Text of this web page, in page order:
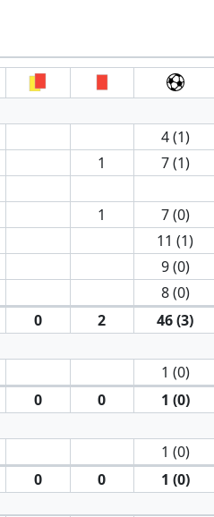
4 (1)
1
7 (1)
1
7 (0)
11 (1)
9 (0)
8 (0)
0 2 46 (3)
1 (0)
0 0 1 (0)
1 (0)
0 0 1 (0)